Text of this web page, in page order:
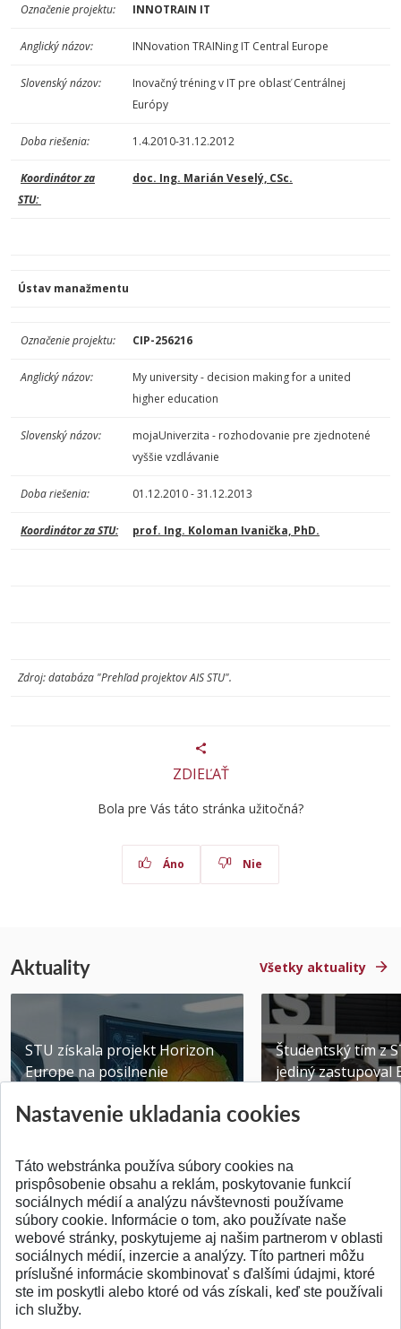
Označenieprojektu: INNOTRAIN IT
Anglický názov: INNovation TRAINing IT Central Europe
Slovenský názov:
Inovačný tréning v IT pre oblasť Centrálnej
Európy
Doba riešenia: 1.4.2010-31.12.2012
Koordinátor za
STU:
doc. Ing. Marián Veselý, CSc.
Ústav manažmentu
Označenieprojektu: CIP-256216
Anglický názov:
My university - decision making for a united
higher education
Slovenský názov:
mojaUniverzita - rozhodovanie pre zjednotené
vyššie vzdlávanie
Doba riešenia: 01.12.2010 - 31.12.2013
Koordinátor za STU: prof. Ing. Koloman Ivanička, PhD.
Zdroj: databáza "Prehľad projektov AIS STU".
ZDIEĽAŤ
Bola pre Vás táto stránka užitočná?
Áno Nie
Aktuality Všetky aktuality
STU získala projekt Horizon
Europe na posilnenie
Publikované 31.07.2026
Študentský tím z
jediný zastupoval
Publikované
SPÄŤ NA VRCH
Nastavenie ukladania cookies
Táto webstránka používa súbory cookies na
prispôsobenie obsahu a reklám, poskytovanie funkcií
sociálnych médií a analýzu návštevnosti používame
súbory cookie. Informácie o tom, ako používate naše
webové stránky, poskytujeme aj našim partnerom v oblasti
sociálnych médií, inzercie a analýzy. Títo partneri môžu
príslušné informácie skombinovať s ďalšími údajmi, ktoré
ste im poskytli alebo ktoré od vás získali, keď ste používali
ich služby.